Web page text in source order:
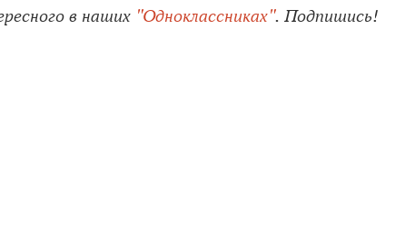
в наших "Одноклассниках". Подпишись!